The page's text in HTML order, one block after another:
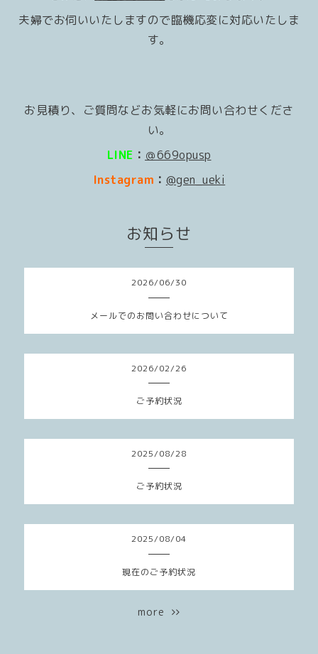
夫婦でお伺いいたしますので臨機応変に対応いたしま
す。
お見積り、ご質問などお気軽にお問い合わせくださ
い。
LINE ： ＠669opusp
Instagram ： @gen_ueki
お知らせ
2026/06/30
メールでのお問い合わせについて
2026/02/26
ご予約状況
2025/08/28
ご予約状況
2025/08/04
現在のご予約状況
more